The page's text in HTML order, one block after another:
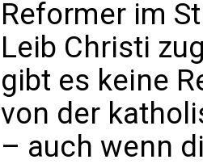
Reformer im
Leib Christi
gibt es keine
von der
– auch wenn